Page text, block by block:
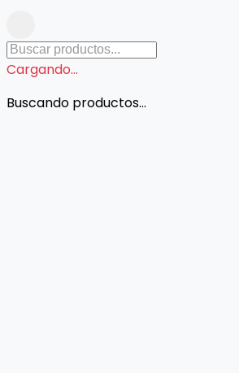
Cargando...
Buscando productos...